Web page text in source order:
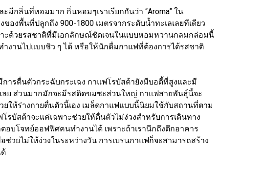
กลิ่นที่หอมมาก กิ่นหอมๆเราเรียกกันว่า “Aroma” ใน
งพื้นที่ปลูกถึง 900-1800 เมตรจากระดับน้ำทะเลเลยทีเดียว
ะด้วยรสชาติที่มีเอกลักษณ์ชัดเจนในแบบหอมหวานกลมกล่อมนี้
งานไปแบบชิว ๆ ได้ หรือให้นักดื่มกาแฟที่ต้องการได้รสชาติ
ารตื่นตัวกระฉับกระเฉง กาแฟโรบัสต้ายังมีบอดี้ที่สูงและมี
ลย ส่วนมากมักจะมีรสดิดขมซะส่วนใหญ่ กาแฟสายพันธุ์นี้จะ
ให้ร่างกายตื่นตัวนี้เอง เมล็ดกาแฟแบบนี้นิยมใช้กับสถานที่ตาม
รบัสต้าจะแค่เฉพาะช่วยให้ตื่นตัวไม่ง่วงสำหรับการเดินทาง
อบโจทย์ออฟฟิศคนทำงานได้ เพราะถ้าเรานึกถึงตึกอาคาร
ยไม่ให้ง่วงในระหว่างวัน การเบรนกาแฟก็จะสามารถสร้าง